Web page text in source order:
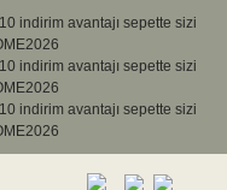
indirim avantajı sepette sizi
indirim avantajı sepette sizi
indirim avantajı sepette sizi